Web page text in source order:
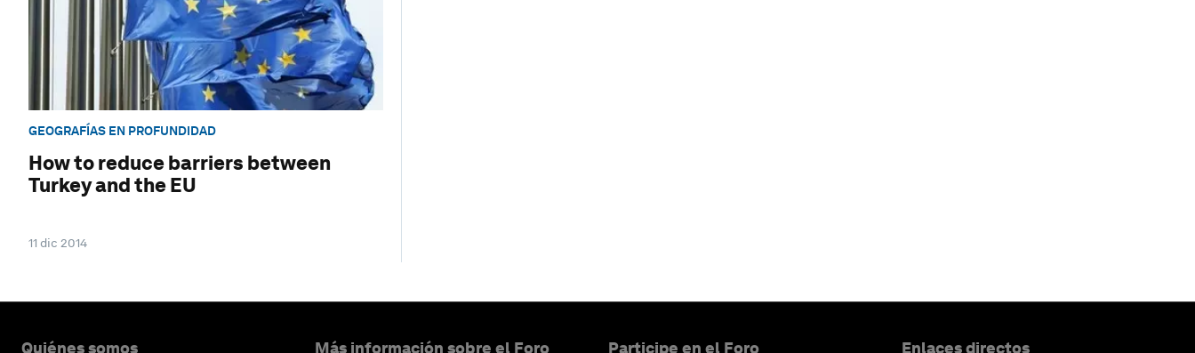
GEOGRAFÍAS EN PROFUNDIDAD
How to reduce barriers between
Turkey and the EU
11 dic 2014
Quiénes somos Más información sobre el Foro Participe en el Foro Enlaces directos